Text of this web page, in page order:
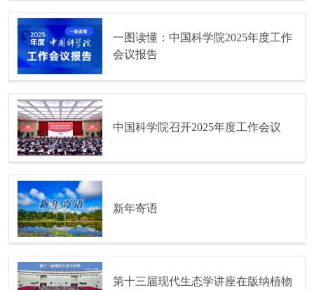
一图读懂：中国科学院2025年度工作
会议报告
中国科学院召开2025年度工作会议
新年寄语
第十三届现代生态学讲座在版纳植物